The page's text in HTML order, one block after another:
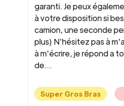
garanti. Je peux
à votre disposition si
camion, une seconde
plus) N'hésitez pas à
à m'écrire, je répond a
de...
Super Gros Bras